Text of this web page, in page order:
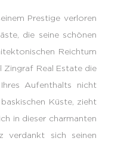
Prestige verloren
die seine schönen
Reichtum
Zingraf Real Estate die
Aufenthalts nicht
Küste, zieht
in dieser charmanten
verdankt sich seinen